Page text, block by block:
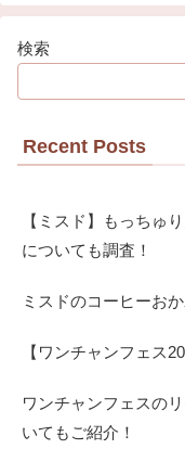
検索
Recent Posts
【ミスド】もっちゅ
についても調査！
ミスドのコーヒーお
【ワンチャンフェス
ワンチャンフェスの
いてもご紹介！